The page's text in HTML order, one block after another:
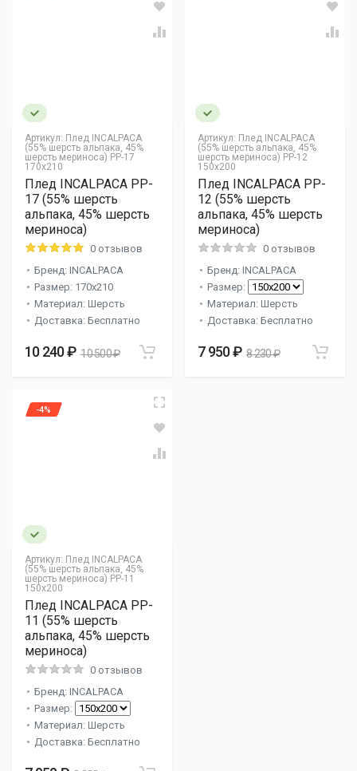
Артикул: Плед INCALPACA
(55% шерсть альпака, 45%
шерсть мериноса) PP-17
170x210
Плед INCALPACA PP-
17 (55% шерсть
альпака, 45% шерсть
мериноса)
0 отзывов
Бренд: INCALPACA
Размер: 170x210
Материал: Шерсть
Доставка: Бесплатно
10 240 ₽ 10 500 ₽
Артикул: Плед INCALPACA
(55% шерсть альпака, 45%
шерсть мериноса) PP-12
150x200
Плед INCALPACA PP-
12 (55% шерсть
альпака, 45% шерсть
мериноса)
0 отзывов
Бренд: INCALPACA
Размер:
Материал: Шерсть
Доставка: Бесплатно
7 950 ₽ 8 230 ₽
Артикул: Плед INCALPACA
(55% шерсть альпака, 45%
шерсть мериноса) PP-11
150x200
-4%
Плед INCALPACA PP-
11 (55% шерсть
альпака, 45% шерсть
мериноса)
0 отзывов
Бренд: INCALPACA
Размер:
Материал: Шерсть
Доставка: Бесплатно